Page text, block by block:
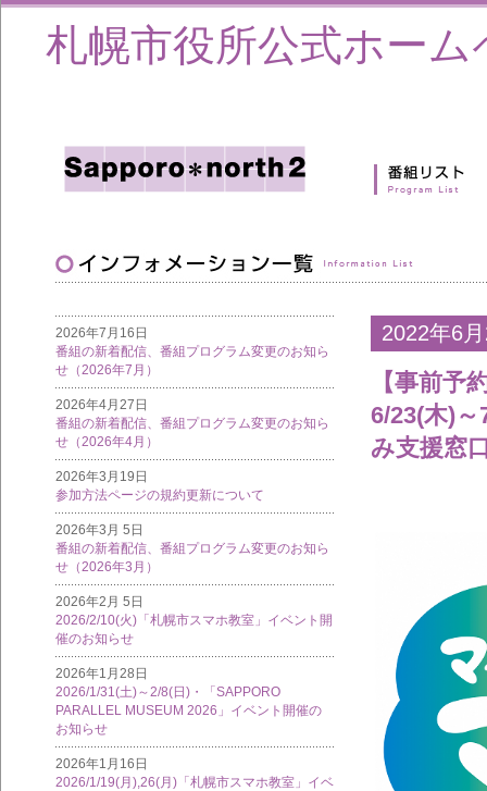
札幌市役所公式ホーム
2026年7月16日
番組の新着配信、番組プログラム変更のお知ら
せ（2026年7月）
2026年4月27日
番組の新着配信、番組プログラム変更のお知ら
せ（2026年4月）
2026年3月19日
参加方法ページの規約更新について
2026年3月 5日
番組の新着配信、番組プログラム変更のお知ら
せ（2026年3月）
2026年2月 5日
2026/2/10(火)「札幌市スマホ教室」イベント開
催のお知らせ
2026年1月28日
2026/1/31(土)～2/8(日)・「SAPPORO
PARALLEL MUSEUM 2026」イベント開催の
お知らせ
2026年1月16日
2026/1/19(月),26(月)「札幌市スマホ教室」イベ
2022年6
【事前予
6/23(木)
み支援窓